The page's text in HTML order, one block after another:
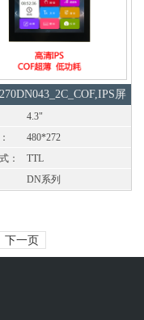
屏
4.3"
480*272
TTL
：
DN系列
下一页